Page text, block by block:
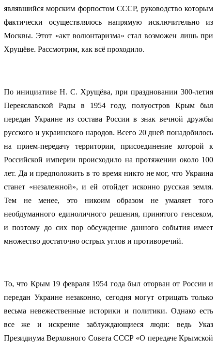
являвшийся морским форпостом СССР, руководство которым
фактически осуществлялось напрямую исключительно из
Москвы. Этот «акт волюнтаризма» стал возможен лишь при
Хрущёве. Рассмотрим, как всё проходило.
По инициативе Н. С. Хрущёва, при праздновании 300-летия
Переяславской Рады в 1954 году, полуостров Крым был
передан Украине из состава России в знак вечной дружбы
русского и украинского народов. Всего 20 дней понадобилось
на прием-передачу территории, присоединение которой к
Российской империи происходило на протяжении около 100
лет. Да и предположить в то время никто не мог, что Украина
станет «незалежной», и ей отойдет исконно русская земля.
Тем не менее, это никоим образом не умаляет того
необдуманного единоличного решения, принятого генсеком,
и поэтому до сих пор обсуждение данного события имеет
множество достаточно острых углов и противоречий.
То, что Крым 19 февраля 1954 года был оторван от России и
передан Украине незаконно, сегодня могут отрицать только
весьма невежественные историки и политики. Однако есть
все же и искренне заблуждающиеся люди: ведь Указ
Президиума Верховного Совета СССР «О передаче Крымской